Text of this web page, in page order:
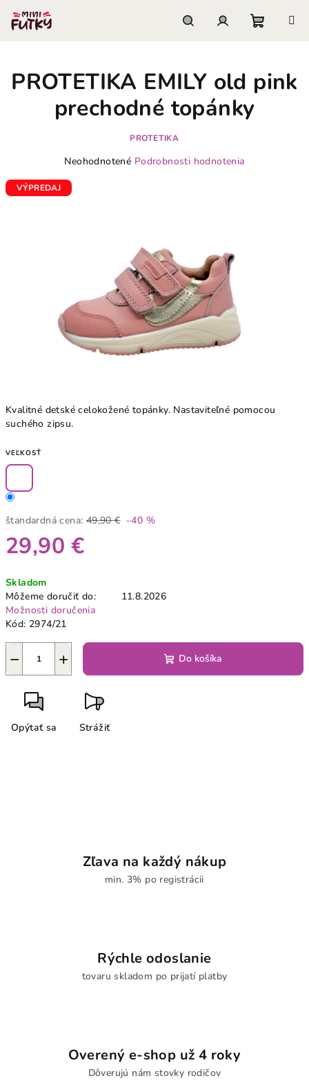
obsah
košík
Kvalitné detské celokožené topánky. Nastaviteľné pomocou
suchého zipsu.
VEĽKOSŤ
štandardná cena: 49,90 € –40 %
29,90 €
cena:
Skladom
Môžeme doručiť do:
11.8.2026
Možnosti doručenia
Kód: 2974/21
+
− Do košíka
Opýtať sa Strážiť
PROTETIKA EMILY old pink
prechodné topánky
PROTETIKA
Priemerné
produktu
Neohodnotené Podrobnosti hodnotenia
VÝPREDAJ
Zľava na každý nákup
min. 3% po registrácii
Rýchle odoslanie
tovaru skladom po prijatí platby
Overený e-shop už 4 roky
Dôverujú nám stovky rodičov